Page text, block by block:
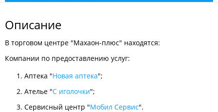
Описание
В торговом центре "Махаон-плюс" находятся:
Компании по предоставлению услуг:​
Аптека "Новая аптека";
Ателье "С иголочки";
Сервисный центр "Мобил Сервис".